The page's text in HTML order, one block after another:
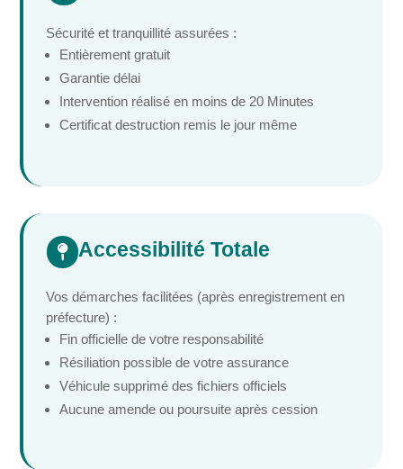
Sécurité et tranquillité assurées :
Entièrement gratuit
Garantie délai
Intervention réalisé en moins de 20 Minutes
Certificat destruction remis le jour même
 Accessibilité Totale
Vos démarches facilitées (après enregistrement en
préfecture) :
Fin officielle de votre responsabilité
Résiliation possible de votre assurance
Véhicule supprimé des fichiers officiels
Aucune amende ou poursuite après cession